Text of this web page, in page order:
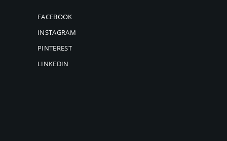
FACEBOOK
INSTAGRAM
PINTEREST
LINKEDIN